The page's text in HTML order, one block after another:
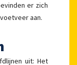
er zich
aan.
uit: Het